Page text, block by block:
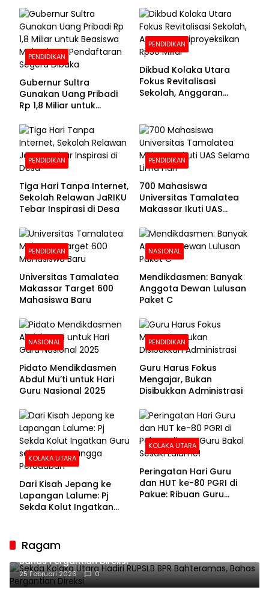
PENDIDIKAN
Gubernur Sultra
Gunakan Uang Pribadi
Rp 1,8 Miliar untuk
Pendaftaran Segera
Dibuka
PENDIDIKAN
Dikbud Kolaka Utara
Fokus Revitalisasi
Sekolah, Anggaran
PENDIDIKAN
Tiga Hari Tanpa Internet,
Sekolah Relawan JaRIKU
Tebar Inspirasi di Desa
PENDIDIKAN
700 Mahasiswa
Universitas Tamalatea
Makassar Ikuti UAS
PENDIDIKAN
Universitas Tamalatea
Makassar Target 600
Mahasiswa Baru
NASIONAL
Mendikdasmen: Banyak
Anggota Dewan Lulusan
Paket C
NASIONAL
Pidato Mendikdasmen
Abdul Mu’ti untuk Hari
Guru Nasional 2025
PENDIDIKAN
Guru Harus Fokus
Mengajar, Bukan
Disibukkan Administrasi
KOLAKA UTARA
Dari Kisah Jepang ke
Lapangan Lalume: Pj
Sekda Kolut Ingatkan
KOLAKA UTARA
Peringatan Hari Guru
dan HUT ke-80 PGRI di
Pakue: Ribuan Guru
Ragam
Sekda Kolaka Utara Hadiri RUPSLB BPR Bahteramas,
Bahas Pergantian Direksi
25 Februari 2026 0